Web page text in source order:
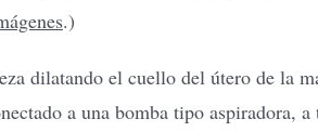
.)
dilatando el cuello del útero de la
a una bomba tipo aspiradora,